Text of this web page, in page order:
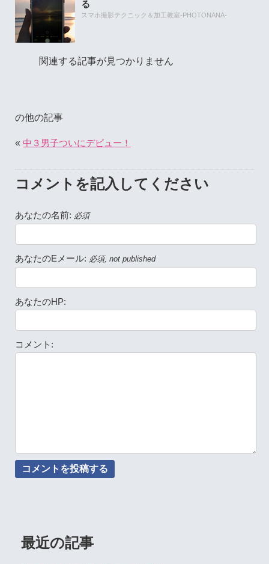
る
スマホ撮影テクニック＆加工教室-PHOTONANA-
関連する記事が見つかりません
の他の記事
« 中３男子ついにデビュー！
コメントを記入してください
あなたの名前: 必須
あなたのEメール: 必須, not published
あなたのHP:
コメント:
最近の記事